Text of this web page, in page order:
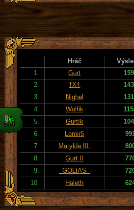
Hráč
1.
Gurt
2.
†X†
3.
Nighel
4.
Wolfik
5.
Gurtík
6.
Lomir5
7.
Matylda III.
8.
Gurt II
9.
_GOLIAS_
10.
Haleth